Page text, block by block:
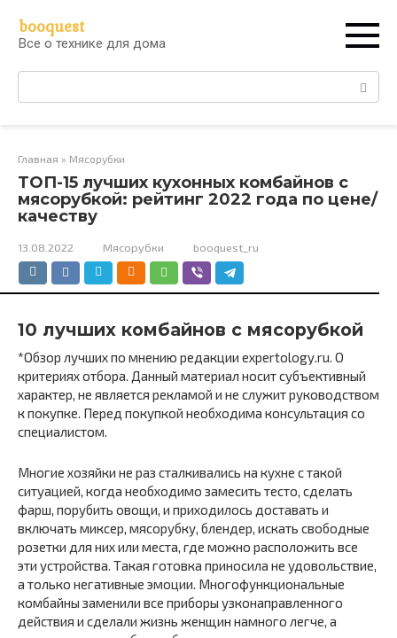
контенту
booquest
Все о технике для дома
Поиск:
Главная » Мясорубки
ТОП-15 лучших кухонных комбайнов с
мясорубкой: рейтинг 2022 года по цене/
качеству
13.08.2022 Мясорубки booquest_ru
10 лучших комбайнов с мясорубкой
*Обзор лучших по мнению редакции expertology.ru. О
критериях отбора. Данный материал носит субъективный
характер, не является рекламой и не служит руководством
к покупке. Перед покупкой необходима консультация со
специалистом.
Многие хозяйки не раз сталкивались на кухне с такой
ситуацией, когда необходимо замесить тесто, сделать
фарш, порубить овощи, и приходилось доставать и
включать миксер, мясорубку, блендер, искать свободные
розетки для них или места, где можно расположить все
эти устройства. Такая готовка приносила не удовольствие,
а только негативные эмоции. Многофункциональные
комбайны заменили все приборы узконаправленного
действия и сделали жизнь женщин намного легче, а